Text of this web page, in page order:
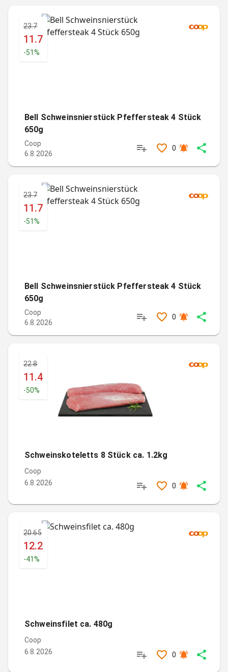
23.7
11.7
-51%
Bell Schweinsnierstück Pfeffersteak 4 Stück
650g
Coop
6.8.2026
0
23.7
11.7
-51%
Bell Schweinsnierstück Pfeffersteak 4 Stück
650g
Coop
6.8.2026
0
22.8
11.4
-50%
Schweinskoteletts 8 Stück ca. 1.2kg
Coop
6.8.2026
0
20.65
12.2
-41%
Schweinsfilet ca. 480g
Coop
6.8.2026
0